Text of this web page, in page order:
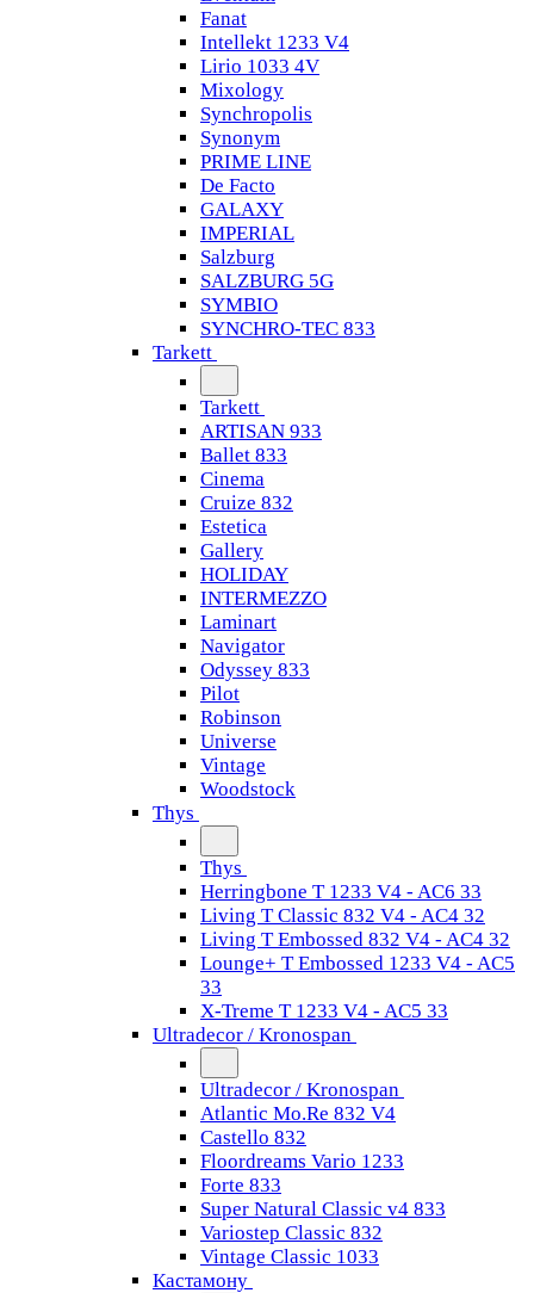
Fanat
Intellekt 1233 V4
Lirio 1033 4V
Mixology
Synchropolis
Synonym
PRIME LINE
De Facto
GALAXY
IMPERIAL
Salzburg
SALZBURG 5G
SYMBIO
SYNCHRO-TEC 833
Tarkett
Tarkett
ARTISAN 933
Ballet 833
Cinema
Cruize 832
Estetica
Gallery
HOLIDAY
INTERMEZZO
Laminart
Navigator
Odyssey 833
Pilot
Robinson
Universe
Vintage
Woodstock
Thys
Thys
Herringbone T 1233 V4 - AC6 33
Living T Classic 832 V4 - AC4 32
Living T Embossed 832 V4 - AC4 32
Lounge+ T Embossed 1233 V4 - AC5
33
X-Treme T 1233 V4 - AC5 33
Ultradecor / Kronospan
Ultradecor / Kronospan
Atlantic Mo.Re 832 V4
Castello 832
Floordreams Vario 1233
Forte 833
Super Natural Classic v4 833
Variostep Classic 832
Vintage Classic 1033
Кастамону